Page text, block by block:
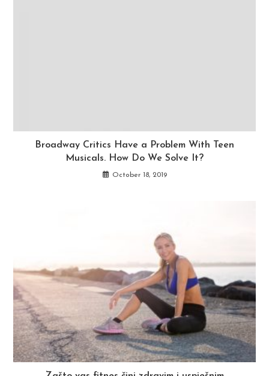
Broadway Critics Have a Problem With Teen
Musicals. How Do We Solve It?
October 18, 2019